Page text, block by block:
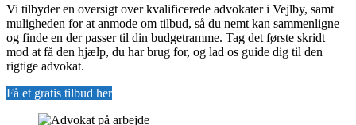
Vi tilbyder en oversigt over kvalificerede advokater i Vejlby, samt
muligheden for at anmode om tilbud, så du nemt kan sammenligne
og finde en der passer til din budgetramme. Tag det første skridt
mod at få den hjælp, du har brug for, og lad os guide dig til den
rigtige advokat.
Få et gratis tilbud her